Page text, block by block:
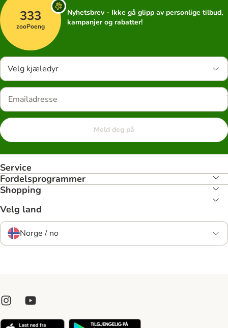
333
zooPoeng
Nyhetsbrev - Ikke gå glipp av personlige tilbud,
kampanjer og rabatter!
Velg kjæledyr
Meld deg på
Service
Fordelsprogrammer
Shopping
Velg land
Norge / no